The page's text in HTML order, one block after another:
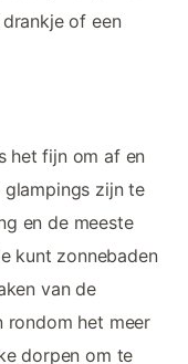
of een
het fijn om af en
zijn te
en de meeste
kunt zonnebaden
van de
rondom het meer
dorpen om te